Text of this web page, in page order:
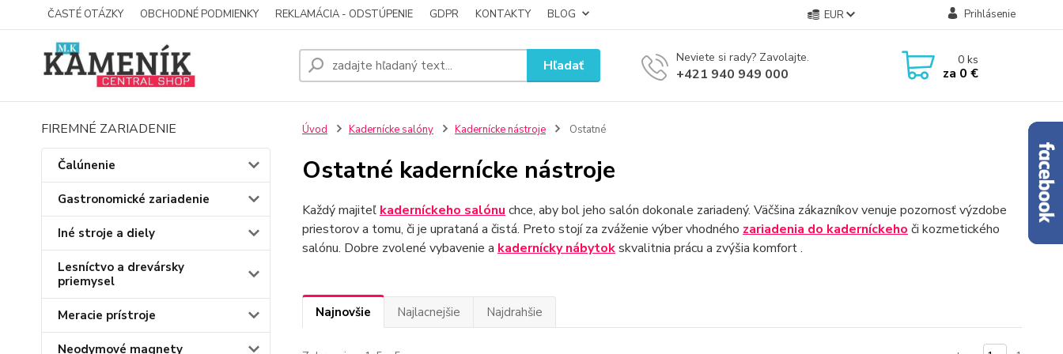
ČASTÉ OTÁZKY OBCHODNÉ PODMIENKY REKLAMÁCIA - ODSTÚPENIE GDPR KONTAKTY BLOG EUR Prihlásenie
Hľadať Neviete si rady? Zavolajte.
+421 940 949 000
0ks
za 0 €
FIREMNÉ ZARIADENIE
Čalúnenie
Gastronomické zariadenie
Iné stroje a diely
Lesníctvo a drevársky
priemysel
Meracie prístroje
Neodymové magnety
Úvod Kadernícke salóny Kadernícke nástroje Ostatné
Ostatné kadernícke nástroje
Každý majiteľ kaderníckeho salónu chce, aby bol jeho salón dokonale zariadený. Väčšina zákazníkov venuje pozornosť výzdobe
priestorov a tomu, či je uprataná a čistá. Preto stojí za zváženie výber vhodného zariadenia do kaderníckeho či kozmetického
salónu. Dobre zvolené vybavenie a kaderníckynábytokskvalitnia prácu a zvýšia komfort .
Najnovšie Najlacnejšie Najdrahšie